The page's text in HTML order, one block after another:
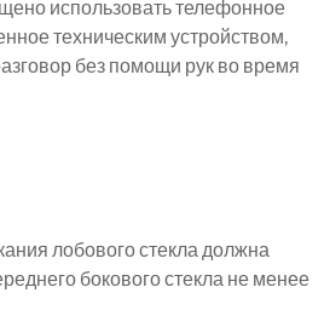
использовать телефонное
техническим устройством,
без помощи рук во время
лобового стекла должна
бокового стекла не менее